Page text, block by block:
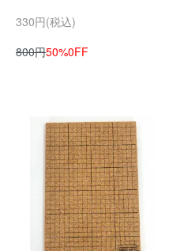
330円(税込)
800円50%0FF